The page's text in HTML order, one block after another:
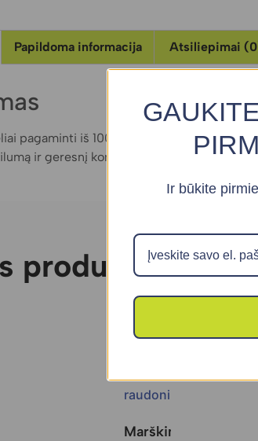
Papildoma informacija Atsiliepimai
pagaminti iš 100 % poliesterio su
ir geresnį komfortą aikštelėje.
produktai
Marškinėliai
Ir būkite